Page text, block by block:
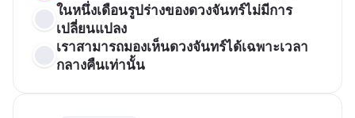
ในหนึ่งเดือนรูปร่างของดวงจันทร์ไม่มีการ
เปลี่ยนแปลง
เราสามารถมองเห็นดวงจันทร์ได้เฉพาะเวลา
กลางคืนเท่านั้น